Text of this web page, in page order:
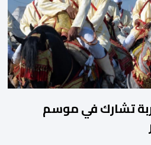
فارسا و 140 سربة تشارك في موسم